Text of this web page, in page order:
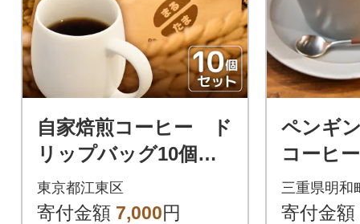
自家焙煎コーヒー ド
リップバッグ10個セ
ット 【kt091-001】
東京都江東区
寄付金額 7,000円
ペンギ
コーヒ
スイー
各4袋
三重県明和
寄付金額